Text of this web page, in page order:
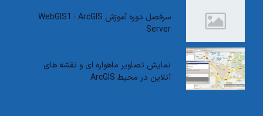
سرفصل دوره آموزش WebGIS1 : ArcGIS
Server
نمایش تصاویر ماهواره ای و نقشه های
آنلاین در محیط ArcGIS